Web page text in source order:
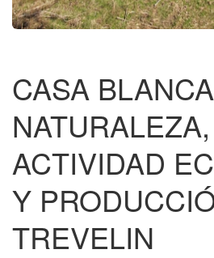
CASA
NATURALEZA,
ACTIVIDAD
Y
TREVELIN